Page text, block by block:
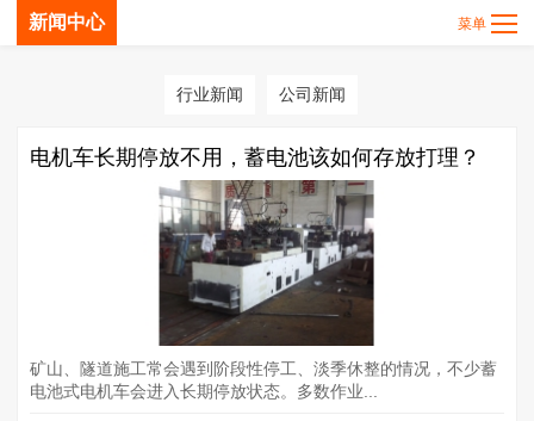
新闻中心
行业新闻 公司新闻
电机车长期停放不用，蓄电池该如何存放打理？
矿山、隧道施工常会遇到阶段性停工、淡季休整的情况，不少蓄
电池式电机车会进入长期停放状态。多数作业...